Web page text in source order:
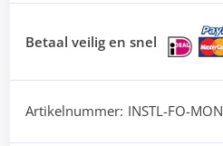
Betaal veilig en snel
Artikelnummer: INSTL-FO-MON